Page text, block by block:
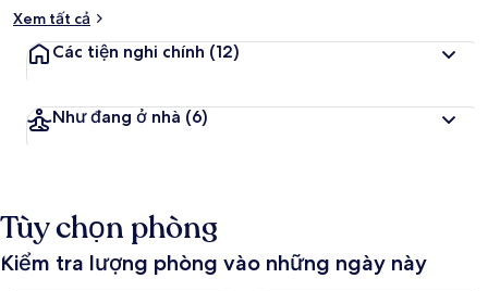
Xem tất cả
Các tiện nghi chính (12)
Như đang ở nhà (6)
Tùy chọn phòng
Kiểm tra lượng phòng vào những ngày này